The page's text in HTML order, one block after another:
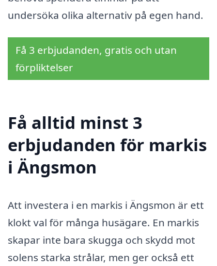
undersöka olika alternativ på egen hand.
Få 3 erbjudanden, gratis och utan
förpliktelser
Få alltid minst 3
erbjudanden för markis
i Ängsmon
Att investera i en markis i Ängsmon är ett
klokt val för många husägare. En markis
skapar inte bara skugga och skydd mot
solens starka strålar, men ger också ett